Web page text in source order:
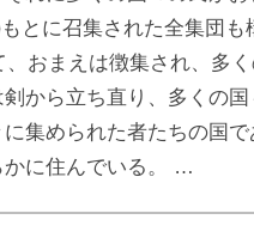
とに召集された全集団も
おまえは徴集され、多
から立ち直り、多くの
集められた者たちの国
かに住んでいる。 …